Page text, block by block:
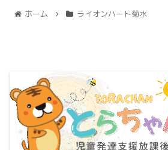
ホーム ライオンハート菊水